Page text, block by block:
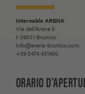
Intercable ARENA
Via dell'Arena 5
I-39031 Brunico
info@arena-brunico.com
+39 0474 431400
ORARIO